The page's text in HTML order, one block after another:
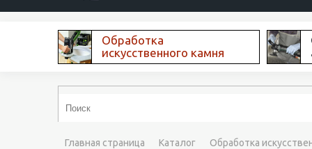
Обработка
искусственного камня
Главная страница Каталог Обработка